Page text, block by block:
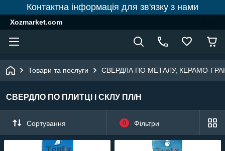
Контактна інформація для зв'язку з нами
Xozmarket.com
Товари та послуги СВЕРДЛА ПО МЕТАЛУ, КЕРАМО-
СВЕРДЛО ПО ПЛИТЦІ І СКЛУ ПЛ/Н
Сортування 0 Фільтри